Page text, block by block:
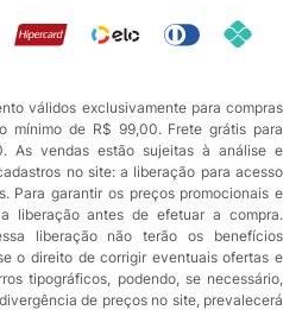
válidos exclusivamente para compras
mínimo de R$ 99,00. Frete grátis para
As vendas estão sujeitas à análise e
no site: a liberação para acesso
Para garantir os preços promocionais e
liberação antes de efetuar a compra.
liberação não terão os benefícios
o direito de corrigir eventuais ofertas e
tipográficos, podendo, se necessário,
de preços no site, prevalecerá